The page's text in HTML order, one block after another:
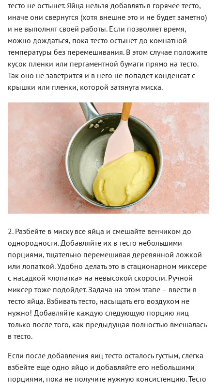
тесто не остынет. Яйца нельзя добавлять в горячее тесто,
иначе они свернутся (хотя внешне это и не будет заметно)
и не выполнят своей работы. Если позволяет время,
можно дождаться, пока тесто остынет до комнатной
температуры без перемешивания. В этом случае положите
кусок пленки или пергаментной бумаги прямо на тесто.
Так оно не заветрится и в него не попадет конденсат с
крышки или пленки, которой затянута миска.
2. Разбейте в миску все яйца и смешайте венчиком до
однородности. Добавляйте их в тесто небольшими
порциями, тщательно перемешивая деревянной ложкой
или лопаткой. Удобно делать это в стационарном миксере
с насадкой «лопатка» на невысокой скорости. Ручной
миксер тоже подойдет. Задача на этом этапе – ввести в
тесто яйца. Взбивать тесто, насыщать его воздухом не
нужно! Добавляйте каждую следующую порцию яиц
только после того, как предыдущая полностью вмешалась
в тесто.
Если после добавления яиц тесто осталось густым, слегка
взбейте еще одно яйцо и добавляйте его небольшими
порциями, пока не получите нужную консистенцию. Тесто